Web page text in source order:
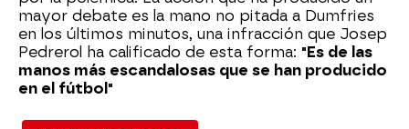
mayor debate es la mano no pitada a Dumfries
en los últimos minutos, una infracción que Josep
Pedrerol ha calificado de esta forma: "Es de las
manos más escandalosas que se han producido
en el fútbol"